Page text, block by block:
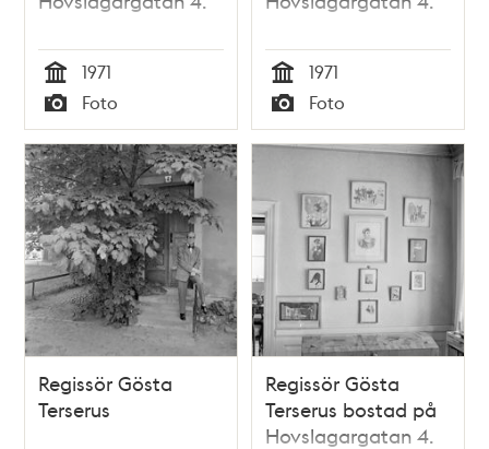
Tid
1971
Typ
Foto Tid
1971
Typ
Foto
Regissör Gösta
Terserus
Regissör Gösta
Terserus bostad på
Hovslagargatan 4.